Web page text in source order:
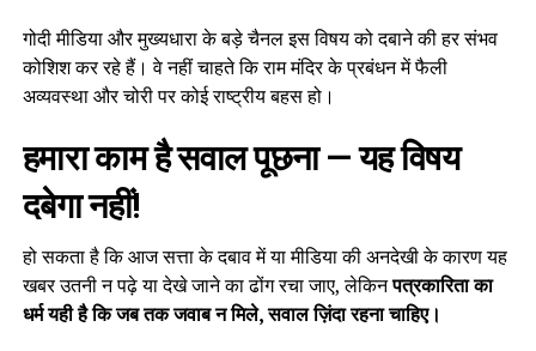
गोदी मीडिया और मुख्यधारा के बड़े चैनल इस विषय को दबाने की हर संभव
कोशिश कर रहे हैं। वे नहीं चाहते कि राम मंदिर के प्रबंधन में फैली
अव्यवस्था और चोरी पर कोई राष्ट्रीय बहस हो।
हमारा काम है सवाल पूछना — यह विषय
दबेगा नहीं!
हो सकता है कि आज सत्ता के दबाव में या मीडिया की अनदेखी के कारण यह
खबर उतनी न पढ़े या देखे जाने का ढोंग रचा जाए, लेकिनपत्रकारिता का
धर्म यही है कि जब तक जवाब न मिले, सवाल ज़िंदा रहना चाहिए।